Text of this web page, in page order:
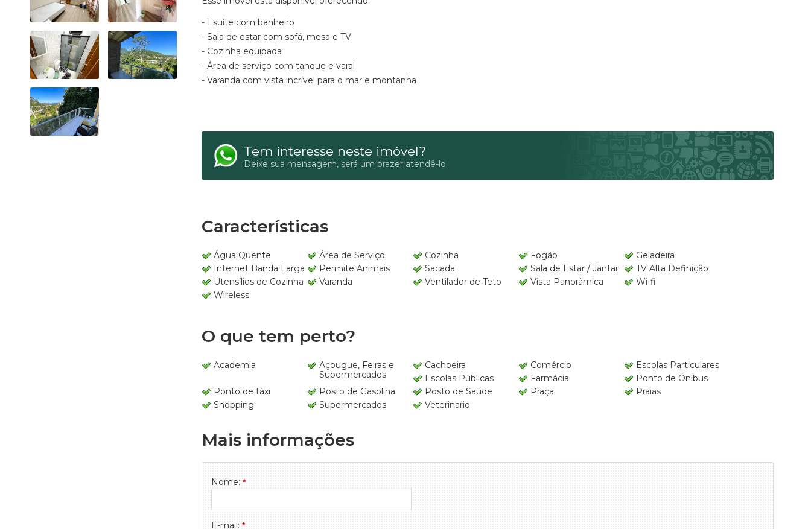
- 1 suíte com banheiro
- Sala de estar com sofá, mesa e TV
- Cozinha equipada
- Área de serviço com tanque e varal
- Varanda com vista incrível para o mar e montanha
Tem interesse neste imóvel?
Deixe sua mensagem, será um prazer atendê-lo.
Características
Água Quente Área de Serviço Cozinha Fogão
Geladeira
Internet Banda Larga
Permite Animais Sacada Sala de Estar / Jantar
TV Alta Definição
Utensílios de Cozinha
Varanda Ventilador de Teto Vista Panorâmica
Wi-fi
Wireless
O que tem perto?
Academia
Açougue, Feiras e
Supermercados
Cachoeira Comércio
Escolas Particulares
Escolas Públicas
Farmácia
Ponto de Oníbus
Ponto de táxi
Posto de Gasolina Posto de Saúde Praça
Praias
Shopping
Supermercados Veterinario
Mais informações
Nome: *
E-mail: *